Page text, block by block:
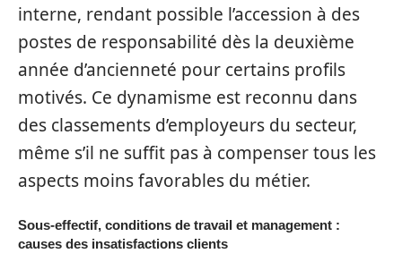
interne, rendant possible l’accession à des
postes de responsabilité dès la deuxième
année d’ancienneté pour certains profils
motivés. Ce dynamisme est reconnu dans
des classements d’employeurs du secteur,
même s’il ne suffit pas à compenser tous les
aspects moins favorables du métier.
Sous-effectif, conditions de travail et management :
causes des insatisfactions clients